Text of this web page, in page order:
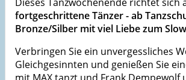
fortgeschrittene Tänzer - ab
Bronze/Silber mit viel Liebe zum
Verbringen Sie ein unvergessliches
Gleichgesinnten und genießen Sie